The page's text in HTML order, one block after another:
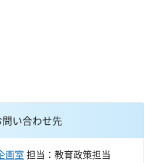
い合わせ先
画室 担当：教育政策担当